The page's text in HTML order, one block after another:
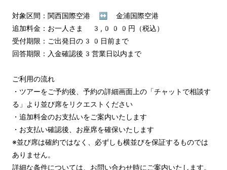
対象区間：関西国際空港 ↔︎ 金浦国際空港
追加料金：お一人さま 3,000円（税込）
受付期限：ご出発日の30日前まで
回答期限：入金確認後3営業日以内まで
ご利用の流れ
・ツアーをご予約後、予約の詳細画面上の「チャットで相談す
る」より並び席をリクエストください
・追加料金のお支払いをご案内いたします
・お支払い確認後、お座席を確保いたします
※並び席は確約ではなく、必ずしも横並びを保証するものでは
ありません。
詳細な条件については、お問い合わせ時にご案内いたします。